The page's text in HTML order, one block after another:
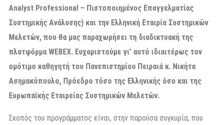
Analyst Professional – Πιστοποιημένος Επαγγελματίας
Συστημικής Ανάλυσης) και την Ελληνική Εταιρία Συστημικών
Μελετών, που θα μας παραχωρήσει τη διαδικτυακή της
πλατφόρμα WEBEX. Ευχαριστούμε γι’ αυτό ιδιαιτέρως τον
ομότιμο καθηγητή του Πανεπιστημίου Πειραιά κ. Νικήτα
Ασημακόπουλο, Πρόεδρο τόσο της Ελληνικής όσο και της
Ευρωπαϊκής Εταιρείας Συστημικών Μελετών.
Σκοπός του προγράμματος είναι, στην παρούσα συγκυρία, που